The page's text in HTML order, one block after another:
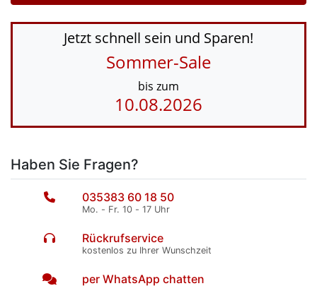
Jetzt schnell sein und Sparen!
Sommer-Sale
bis zum
10.08.2026
Haben Sie Fragen?
035383 60 18 50
Mo. - Fr. 10 - 17 Uhr
Rückrufservice
kostenlos zu Ihrer Wunschzeit
per WhatsApp chatten